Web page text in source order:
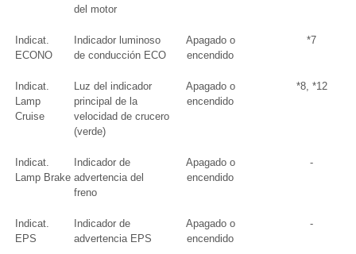
del motor
Indicat.
ECONO
Indicador luminoso
de conducción ECO
Apagado o
encendido
*7
Indicat.
Lamp
Cruise
Luz del indicador
principal de la
velocidad de crucero
(verde)
Apagado o
encendido
*8, *12
Indicat.
Lamp Brake
Indicador de
advertencia del
freno
Apagado o
encendido
-
Indicat.
EPS
Indicador de
advertencia EPS
Apagado o
encendido
-